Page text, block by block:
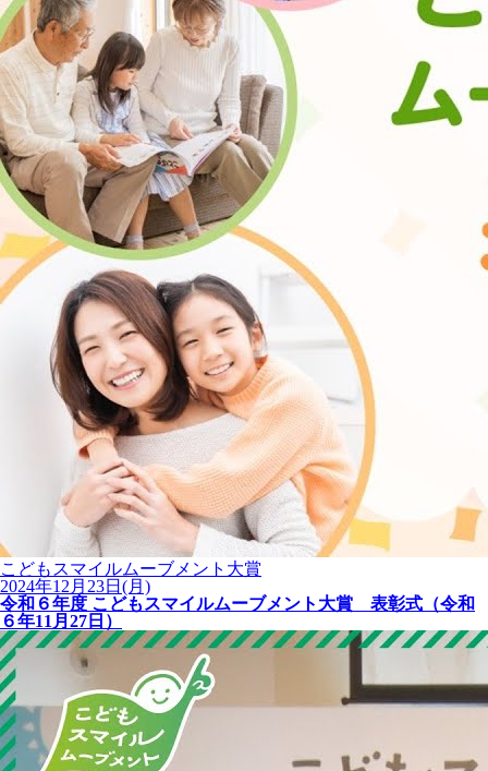
こどもスマイルムーブメント大賞
2024年12月23日(月)
令和６年度 こどもスマイルムーブメント大賞 表彰式（令和
６年11月27日）